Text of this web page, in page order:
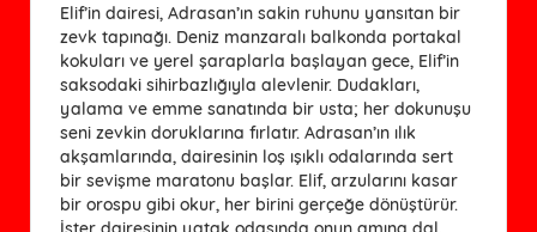
Elif’in dairesi, Adrasan’ın sakin ruhunu yansıtan bir
zevk tapınağı. Deniz manzaralı balkonda portakal
kokuları ve yerel şaraplarla başlayan gece, Elif’in
saksodaki sihirbazlığıyla alevlenir. Dudakları,
yalama ve emme sanatında bir usta; her dokunuşu
seni zevkin doruklarına fırlatır. Adrasan’ın ılık
akşamlarında, dairesinin loş ışıklı odalarında sert
bir sevişme maratonu başlar. Elif, arzularını kasar
bir orospu gibi okur, her birini gerçeğe dönüştürür.